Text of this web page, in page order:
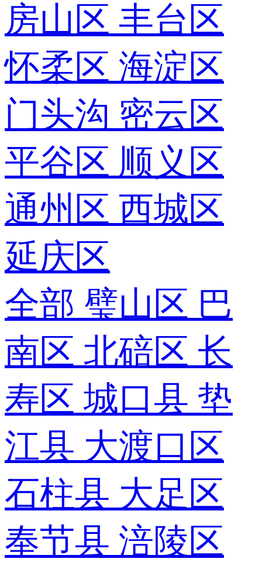
房山区 丰台区
怀柔区 海淀区
门头沟 密云区
平谷区 顺义区
通州区 西城区
延庆区
全部 璧山区 巴
南区 北碚区 长
寿区 城口县 垫
江县 大渡口区
石柱县 大足区
奉节县 涪陵区